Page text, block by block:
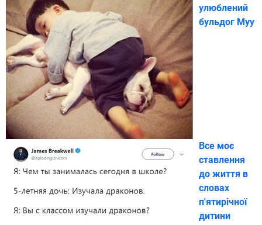
улюблений
бульдог Муу
Все моє
ставлення
до життя в
словах
п'ятирічної
дитини